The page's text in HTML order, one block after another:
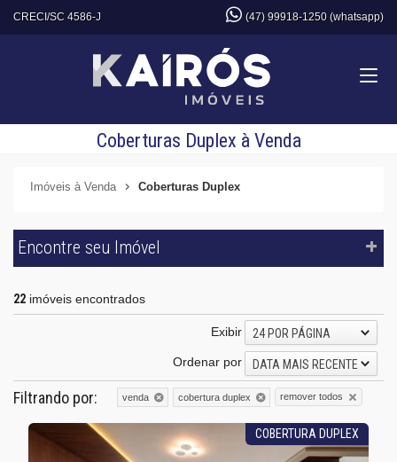
CRECI/SC 4586-J (47) 99918-1250 (whatsapp)
Coberturas Duplex à Venda
Imóveis à Venda Coberturas Duplex
Encontre seu Imóvel
22 imóveis encontrados
Exibir
24 POR PÁGINA
Ordenar por
DATA MAIS RECENTE
Filtrando por: venda cobertura duplex remover todos
COBERTURA DUPLEX